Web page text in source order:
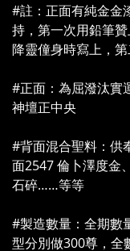
#註：正面有純金金
持，第一次用鉛筆
降靈僮身時寫上，
#正面：為屈潑汰實
神壇正中央
#背面混合聖料：供
面2547 倫卜澤度金
石碎……等等
#製造數量：全期數
型分別做300尊，全